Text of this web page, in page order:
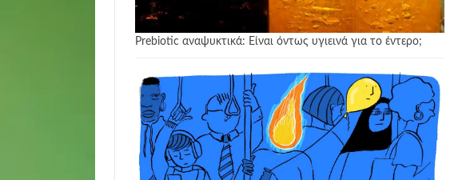
Prebiotic αναψυκτικά: Είναι όντως υγιεινά για το έντερο;